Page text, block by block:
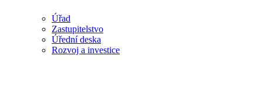
Úřad
Zastupitelstvo
Úřední deska
Rozvoj a investice